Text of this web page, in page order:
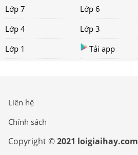
Lớp 7
Lớp 6
Lớp 4
Lớp 3
Lớp 1
Tải app
Liên hệ
Chính sách
Copyright ©2021 loigiaihay.com